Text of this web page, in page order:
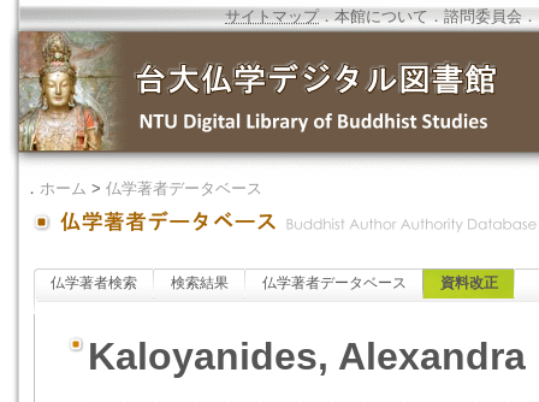
サイトマップ．本館について ．諮問委員会 ．
． ホーム > 仏学著者データベース
仏学著者検索 検索結果 仏学著者データベース 資料改正
Kaloyanides, Alexandra